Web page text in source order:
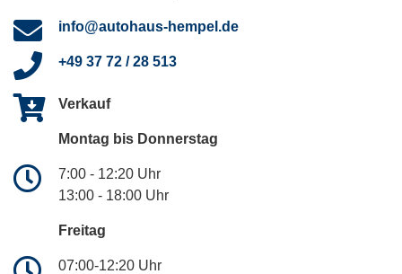
info@autohaus-hempel.de
+49 37 72 / 28 513
Verkauf
Montag bis Donnerstag
7:00 - 12:20 Uhr
13:00 - 18:00 Uhr
Freitag
07:00-12:20 Uhr